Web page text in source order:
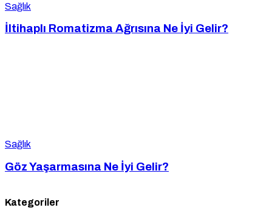
Sağlık
İltihaplı Romatizma Ağrısına Ne İyi Gelir?
Sağlık
Göz Yaşarmasına Ne İyi Gelir?
Kategoriler